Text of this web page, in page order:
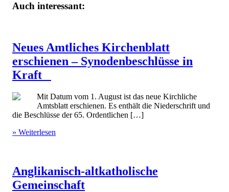
Auch interessant:
Neues Amtliches Kirchenblatt
erschienen – Synodenbeschlüsse in
Kraft
Mit Datum vom 1. August ist das neue Kirchliche
Amtsblatt erschienen. Es enthält die Niederschrift und
die Beschlüsse der 65. Ordentlichen […]
» Weiterlesen
Anglikanisch-altkatholische
Gemeinschaft